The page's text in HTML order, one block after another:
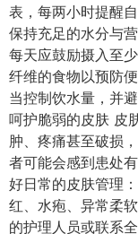
表，每两小时提醒
保持充足的水分与
每天应鼓励摄入至
纤维的食物以预防
当控制饮水量，并
呵护脆弱的皮肤 皮
肿、疼痛甚至破损
者可能会感到患处
好日常的皮肤管理
红、水疱、异常柔
的护理人员或联系